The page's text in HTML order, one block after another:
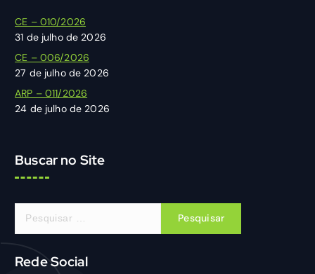
CE – 010/2026
31 de julho de 2026
CE – 006/2026
27 de julho de 2026
ARP – 011/2026
24 de julho de 2026
Buscar no Site
q
Rede Social